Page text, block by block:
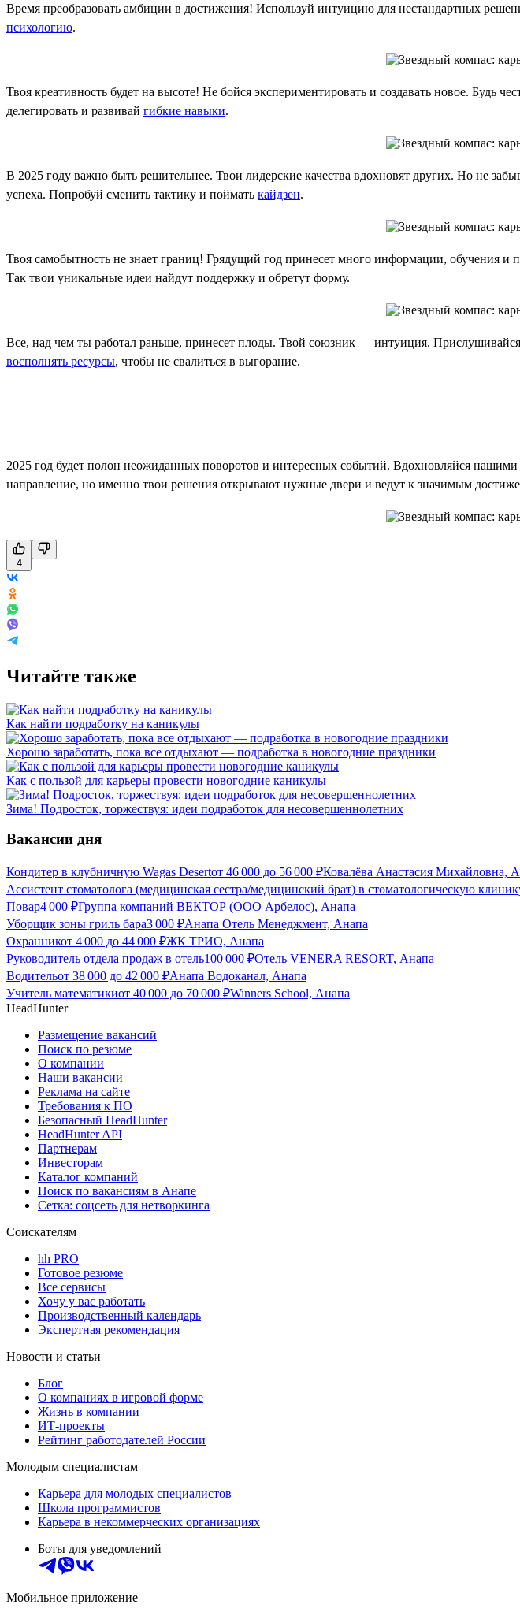
Время преобразовать амбиции в достижения! Используй интуицию для нестандартных
психологию.
Твоя креативность будет на высоте! Не бойся экспериментировать и создавать новое. Будь
делегировать и развивай гибкие навыки.
В 2025 году важно быть решительнее. Твои лидерские качества вдохновят других. Но не
успеха. Попробуй сменить тактику и поймать кайдзен.
Твоя самобытность не знает границ! Грядущий год принесет много информации, обучения
Так твои уникальные идеи найдут поддержку и обретут форму.
Все, над чем ты работал раньше, принесет плоды. Твой союзник — интуиция.
восполнять ресурсы, чтобы не свалиться в выгорание.
2025 год будет полон неожиданных поворотов и интересных событий. Вдохновляйся
направление, но именно твои решения открывают нужные двери и ведут к значимым
4
Читайте также
Как найти подработку на каникулы
Хорошо заработать, пока все отдыхают — подработка в новогодние праздники
Как с пользой для карьеры провести новогодние каникулы
Зима! Подросток, торжествуя: идеи подработок для несовершеннолетних
Вакансии дня
Кондитер в клубничную Wagas Desertот 46 000 до 56 000 ₽Ковалёва Анастасия Михайловна,
Ассистент стоматолога (медицинская сестра/медицинский брат) в стоматологическую
Повар4 000 ₽Группа компаний ВЕКТОР (ООО Арбелос), Анапа
Уборщик зоны гриль бара3 000 ₽Анапа Отель Менеджмент, Анапа
Охранникот 4 000 до 44 000 ₽ЖК ТРИО, Анапа
Руководитель отдела продаж в отель100 000 ₽Отель VENERA RESORT, Анапа
Водительот 38 000 до 42 000 ₽Анапа Водоканал, Анапа
Учитель математикиот 40 000 до 70 000 ₽Winners School, Анапа
HeadHunter
Размещение вакансий
Поиск по резюме
О компании
Наши вакансии
Реклама на сайте
Требования к ПО
Безопасный HeadHunter
HeadHunter API
Партнерам
Инвесторам
Каталог компаний
Поиск по вакансиям в Анапе
Сетка: соцсеть для нетворкинга
Соискателям
hh PRO
Готовое резюме
Все сервисы
Хочу у вас работать
Производственный календарь
Экспертная рекомендация
Новости и статьи
Блог
О компаниях в игровой форме
Жизнь в компании
ИТ-проекты
Рейтинг работодателей России
Молодым специалистам
Карьера для молодых специалистов
Школа программистов
Карьера в некоммерческих организациях
Боты для уведомлений
Мобильное приложение